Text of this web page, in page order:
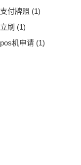
支付牌照 (1)
立刷 (1)
pos机申请 (1)